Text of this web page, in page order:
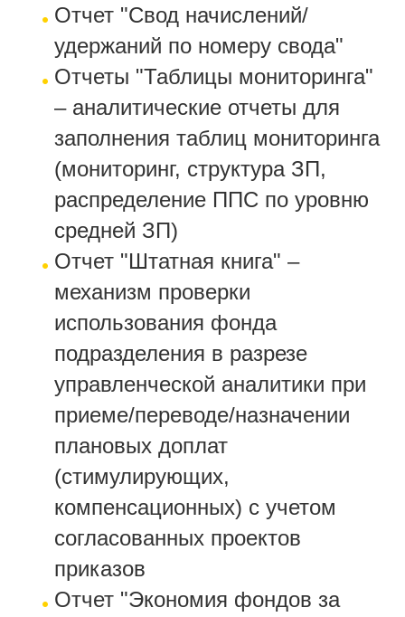
Отчет "Свод начислений/
удержаний по номеру свода"
Отчеты "Таблицы мониторинга"
– аналитические отчеты для
заполнения таблиц мониторинга
(мониторинг, структура ЗП,
распределение ППС по уровню
средней ЗП)
Отчет "Штатная книга" –
механизм проверки
использования фонда
подразделения в разрезе
управленческой аналитики при
приеме/переводе/назначении
плановых доплат
(стимулирующих,
компенсационных) с учетом
согласованных проектов
приказов
Отчет "Экономия фондов за